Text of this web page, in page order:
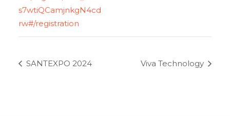
s7wtiQCamjnkgN4cd
rw#/registration
SANTEXPO 2024 Viva Technology